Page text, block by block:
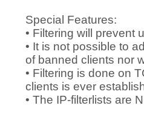
Special Features:
• Filtering will prevent
• It is not possible to
of banned clients nor
• Filtering is done on
clients is ever
• The IP-filterlists are